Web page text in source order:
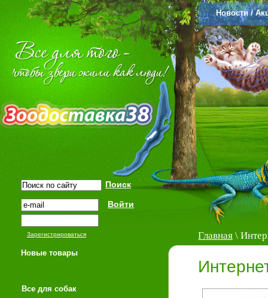
Новости /
Новые товары
Все для собак
Главная \
Зарегистрироваться